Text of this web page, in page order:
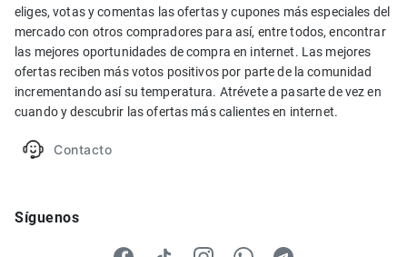
eliges, votas y comentas las ofertas y cupones más especiales del
mercado con otros compradores para así, entre todos, encontrar
las mejores oportunidades de compra en internet. Las mejores
ofertas reciben más votos positivos por parte de la comunidad
incrementando así su temperatura. Atrévete a pasarte de vez en
cuando y descubrir las ofertas más calientes en internet.
Contacto
Síguenos